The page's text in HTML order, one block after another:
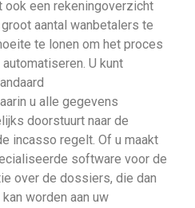
ook een rekeningoverzicht
aantal wanbetalers te
te lonen om het proces
U kunt
u alle gegevens
doorstuurt naar de
incasso regelt. Of u maakt
software voor de
over de dossiers, die dan
worden aan uw